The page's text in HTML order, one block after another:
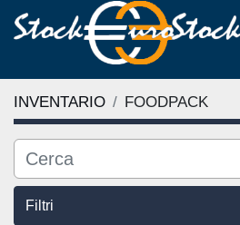
INVENTARIO FOODPACK
Filtri